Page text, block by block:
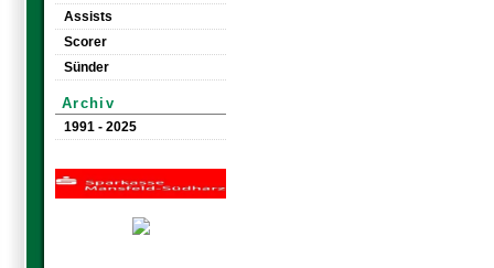
Assists
Scorer
Sünder
Archiv
1991 - 2025